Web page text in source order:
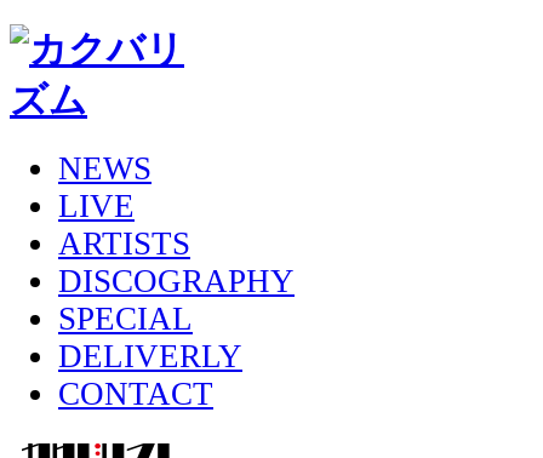
NEWS
LIVE
ARTISTS
DISCOGRAPHY
SPECIAL
DELIVERLY
CONTACT